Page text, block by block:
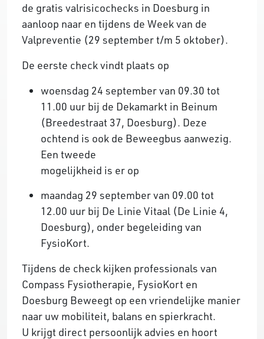
de gratis valrisicochecks in Doesburg in
aanloop naar en tijdens de Week van de
Valpreventie (29 september t/m 5 oktober).
De eerste check vindt plaats op
woensdag 24 september van 09.30 tot
11.00 uur bij de Dekamarkt in Beinum
(Breedestraat 37, Doesburg). Deze
ochtend is ook de Beweegbus aanwezig.
Een tweede
mogelijkheid is er op
maandag 29 september van 09.00 tot
12.00 uur bij De Linie Vitaal (De Linie 4,
Doesburg), onder begeleiding van
FysioKort.
Tijdens de check kijken professionals van
Compass Fysiotherapie, FysioKort en
Doesburg Beweegt op een vriendelijke manier
naar uw mobiliteit, balans en spierkracht.
U krijgt direct persoonlijk advies en hoort